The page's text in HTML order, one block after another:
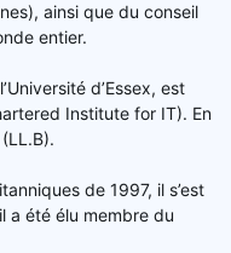
ainsi que du conseil
entier.
d’Essex, est
Institute for IT). En
de 1997, il s’est
a été élu membre du